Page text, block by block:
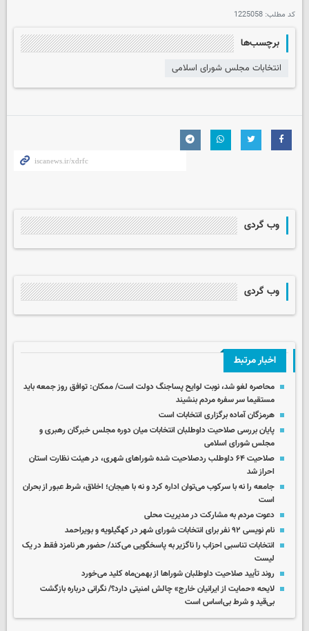
کد مطلب: 1225058
برچسب‌ها
انتخابات مجلس شورای اسلامی
وب گردی
وب گردی
اخبار مرتبط
محاصره لغو شد، نوبت لوایح پساجنگ دولت است/ ممکان: توافق روز جمعه باید
مستقیما سر سفره مردم بنشیند
هرمزگان آماده برگزاری انتخابات است
پایان بررسی صلاحیت داوطلبان انتخابات میان دوره‌ مجلس خبرگان رهبری و
مجلس شورای اسلامی
صلاحیت ۶۴ داوطلب ردصلاحیت شده شوراهای شهری، در هیئت نظارت استان
احراز شد
جامعه را نه با سرکوب می‌توان اداره کرد و نه با هیجان؛ اخلاق، شرط عبور از بحران
است
دعوت مردم به مشارکت در مدیریت محلی
نام نویسی ۹۲ نفر برای انتخابات شورای شهر در کهگیلویه و بویراحمد
انتخابات تناسبی احزاب را ناگزیر به پاسخگویی می‌کند/ حضور هر نامزد فقط در یک
لیست
روند تأیید صلاحیت داوطلبان شوراها از بهمن‌ماه کلید می‌خورد
لایحه «حمایت از ایرانیان خارج» چالش‌ امنیتی دارد؟/ نگرانی‌ درباره بازگشت
بی‌قید و شرط بی‌اساس است